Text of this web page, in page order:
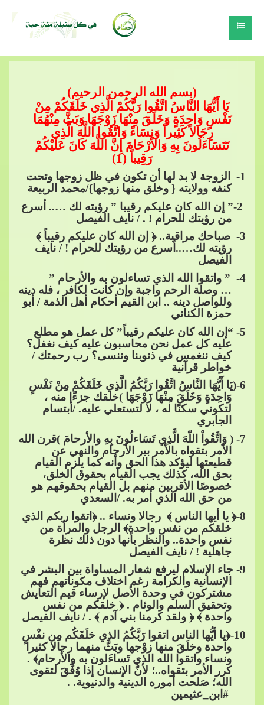
(بسم الله الرحمن الرحيم)
يَا أَيُّهَا النَّاسُ اتَّقُوا رَبَّكُمْ الَّذِي خَلَقَكُمْ مِنْ
نَفْسٍ وَاحِدَةٍ وَخَلَقَ مِنْهَا زَوْجَهَا وَبَثَّ مِنْهُمَا
رِجَالاً كَثِيراً وَنِسَاءً وَاتَّقُوا اللَّهَ الَّذِي
تَتَسَاءَلُونَ بِهِ​​ وَالأَرْحَامَ إِنَّ اللَّهَ كَانَ عَلَيْكُمْ
رَقِيباً (1)
1- الزوجة لا بد لها أن تكون في ظل زوجها وتحت
كنفه وولايته { وخلق منها زوجها}/محمد الربيعة
2-” إن الله كان عليكم رقيبا ” رؤيته لك ….. أسرع
من رؤيتك للحرام ! . / نايف الفيصل
3- صباحك مراقبة.. ﴿ إن​​ الله كان عليكم رقيباً ﴾
رؤيته لك…..أسرع من رؤيتك للحرام ! / نايف
الفيصل
4- ” واتقوا الله الذي تساءلون به والأرحام ”
… وصلة الرحم واجبة وإن كانت لكافر ، فله دينه
وللواصل دينه .. ابن القيم أحكام أهل الذمة / أبو
حمزة الكناني
5- “إن الله كان عليكم رقيباً” كل ​​ عمل هو مطلع
عليه كل عمل نحن محاسبون عليه كيف نغفل؟
كيف ننغمس في ذنوبنا وننسى؟ رب رحمتك /
خواطر قرآنية
6-(يَا أَيُّهَا النَّاسُ اتَّقُوا رَبَّكُمُ الَّذِي خَلَقَكُمْ مِنْ نَفْسٍ
وَاحِدَةٍ وَخَلَقَ مِنْهَا زَوْجَهَا )خلقك جزءًا منه ،
لتكوني سكنًا له ، لا لتستعلي عليه. /أبتسام
الجابري
7- ( وَاتَّقُواْ اللّهَ الَّذِي تَسَاءلُونَ بِهِ والأرحامَ )قرن الله
الأمر بتقواه بالأمر ببر الأرحام والنهي عن
قطيعتها ليؤكد هذا الحق وأنه كما يلزم القيام
بحق الله، كذلك يجب القيام بحقوق الخلق،
خصوصًا الأقربين منهم بل القيام بحقوقهم هو
من حق الله الذي أمر به. /السعدي
8-﴿ يا أيها الناس ﴾ رجالا ونساء .. ﴿اتقوا ربكم الذي
خلقكم من نفس واحدة﴾ الرجل والمرأة من
نفس واحدة.. والنظر بأنها دون ذلك نظرة
جاهلية ! / نايف الفيصل
9- جاء الإسلام ليرفع شعار المساواة بين البشر في
الإنسانية والكرامة رغم اختلاف مكوناتهم فهم
مشتركون في وحدة الأصل لإرساء قيم التعايش
وتحقيق السلم والوئام . ﴿ خلقكم من نفس
واحدة ﴾ ﴿ ولقد كرمنا بني آدم ﴾ . / نايف الفيصل
10-﴿يا أيُّها الناس اتقوا رَبَّكُمُ الذي خلَقَكُم مِن نفْسٍ
واحدة وخلَقَ منها زوْجها وبَثَّ منهما رجالا​​كثيرا
ونساء واتقوا الله الذي تَساءَلون به والأرحام﴾ .
كرر الأمر بتقواه..؛ لأنّ الإنسان إذا وُفِّقَ لتقوى
الله؛ صَلحت أموره الدينية والدنيوية. .​​
#ابن_عثيمين